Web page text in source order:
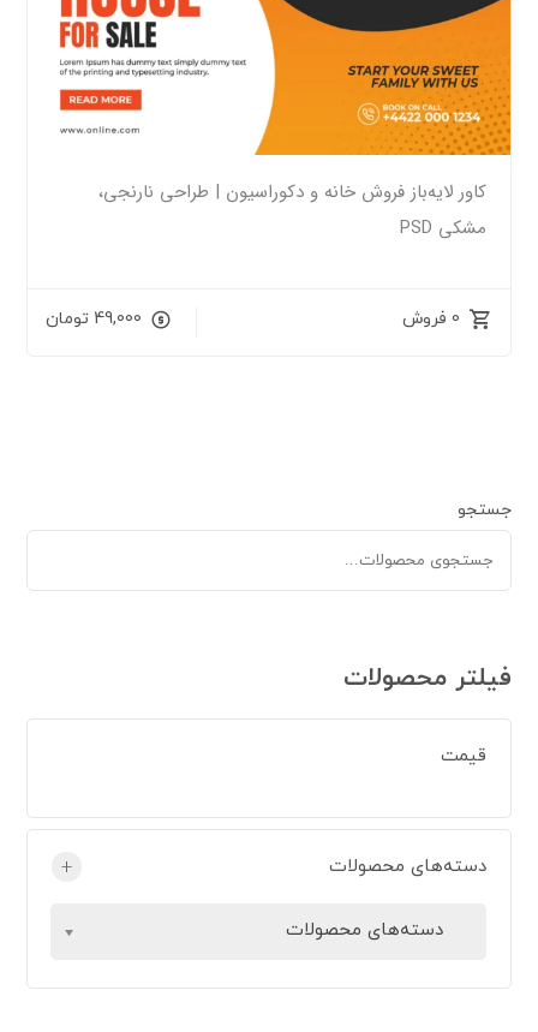
کاور لایه‌باز فروش خانه و دکوراسیون | طراحی نارنجی،
مشکی PSD
0 فروش 49,000 تومان
جستجو
فیلتر محصولات
قیمت
دسته‌های محصولات +
دسته‌های محصولات